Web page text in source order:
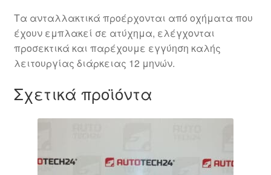
Τα ανταλλακτικά προέρχονται από οχήματα που
έχουν εμπλακεί σε ατύχημα, ελέγχονται
προσεκτικά και παρέχουμε εγγύηση καλής
λειτουργίας διάρκειας 12 μηνών.
Σχετικά προϊόντα